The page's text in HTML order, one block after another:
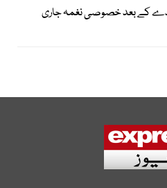
کے بعد خصوصی نغمہ جاری